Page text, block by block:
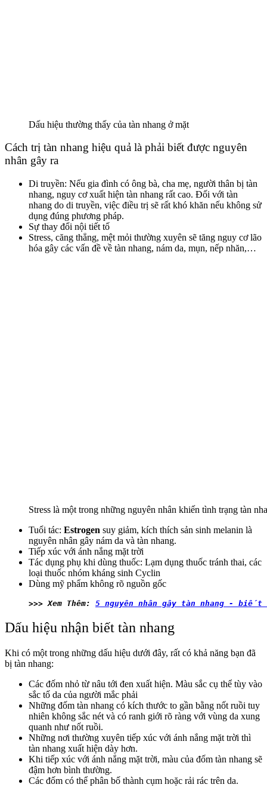
Dấu hiệu thường thấy của tàn nhang ở mặt
Cách trị tàn nhang hiệu quả là phải biết được nguyên
nhân gây ra
Di truyền: Nếu gia đình có ông bà, cha mẹ, người thân bị tàn
nhang, nguy cơ xuất hiện tàn nhang rất cao. Đối với tàn
nhang do di truyền, việc điều trị sẽ rất khó khăn nếu không sử
dụng đúng phương pháp.
Sự thay đổi nội tiết tố
Stress, căng thẳng, mệt mỏi thường xuyên sẽ tăng nguy cơ lão
hóa gây các vấn đề về tàn nhang, nám da, mụn, nếp nhăn,…
Stress là một trong những nguyên nhân khiến tình trạng tàn
Tuổi tác: Estrogen suy giảm, kích thích sản sinh melanin là
nguyên nhân gây nám da và tàn nhang.
Tiếp xúc với ánh nắng mặt trời
Tác dụng phụ khi dùng thuốc: Lạm dụng thuốc tránh thai, các
loại thuốc nhóm kháng sinh Cyclin
Dùng mỹ phẩm không rõ nguồn gốc
>>> Xem Thêm: 5 nguyên nhân gây tàn nhang -
Dấu hiệu nhận biết tàn nhang
Khi có một trong những dấu hiệu dưới đây, rất có khả năng bạn đã
bị tàn nhang:
Các đốm nhỏ từ nâu tới đen xuất hiện. Màu sắc cụ thể tùy vào
sắc tố da của người mắc phải
Những đốm tàn nhang có kích thước to gần bằng nốt ruồi tuy
nhiên không sắc nét và có ranh giới rõ ràng với vùng da xung
quanh như nốt ruồi.
Những nơi thường xuyên tiếp xúc với ánh nắng mặt trời thì
tàn nhang xuất hiện dày hơn.
Khi tiếp xúc với ánh nắng mặt trời, màu của đốm tàn nhang sẽ
đậm hơn bình thường.
Các đốm có thể phân bố thành cụm hoặc rải rác trên da.